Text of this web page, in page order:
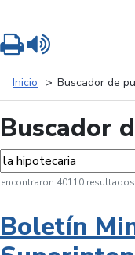
Inicio Buscador de
Buscador
encontraron 40110
Boletín
Imprimir